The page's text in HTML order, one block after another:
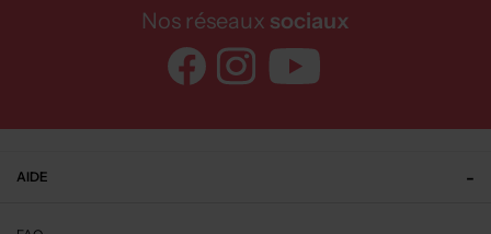
Nos réseaux sociaux
AIDE